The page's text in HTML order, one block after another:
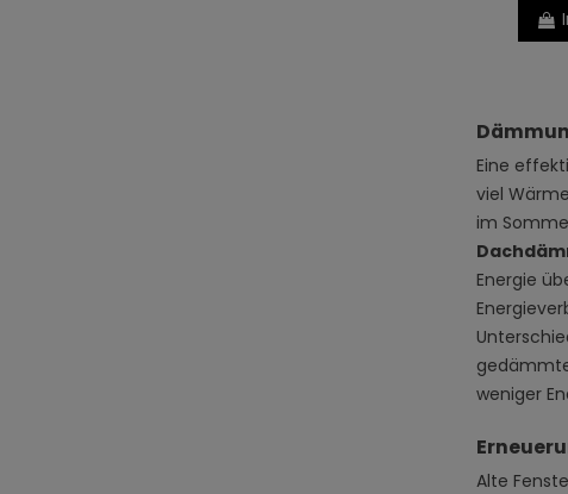
Eine
viel
im
Energie
weniger
Alte